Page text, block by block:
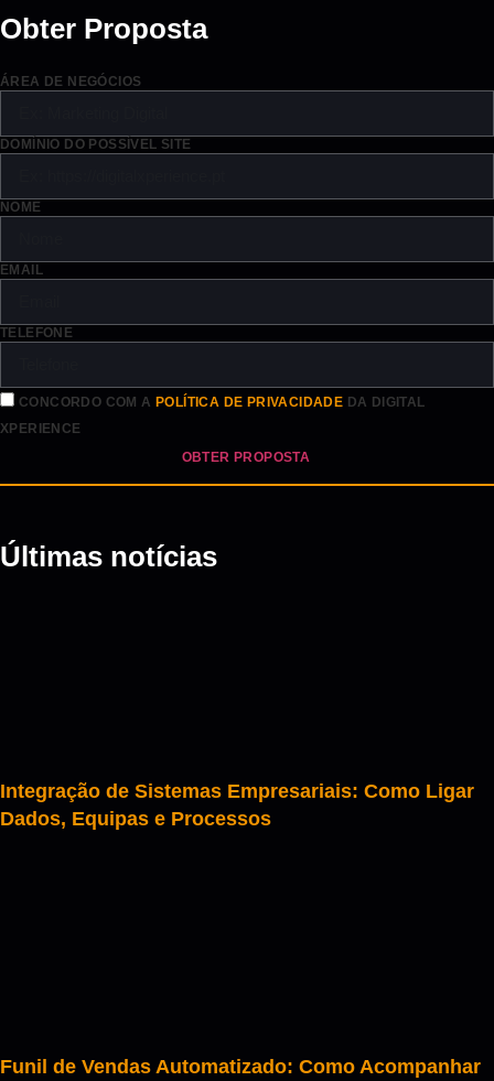
Obter Proposta
ÁREA DE NEGÓCIOS
DOMÍNIO DO POSSÍVEL SITE
NOME
EMAIL
TELEFONE
CONCORDO COM APOLÍTICA DE PRIVACIDADE DA DIGITAL
XPERIENCE
OBTER PROPOSTA
Últimas notícias
Integração de Sistemas Empresariais: Como Ligar
Dados, Equipas e Processos
Funil de Vendas Automatizado: Como Acompanhar